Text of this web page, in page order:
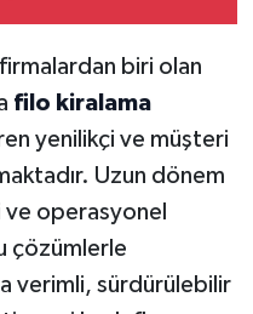
biri olan
filo kiralama
yenilikçi ve müşteri
Uzun dönem
operasyonel
çözümlerle
verimli, sürdürülebilir